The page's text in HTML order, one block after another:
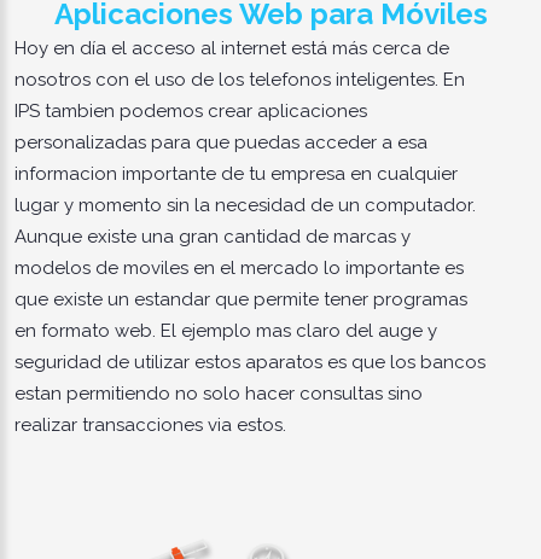
Aplicaciones Web para Móviles
Hoy en día el acceso al internet está más cerca de
nosotros con el uso de los telefonos inteligentes. En
IPS tambien podemos crear aplicaciones
personalizadas para que puedas acceder a esa
informacion importante de tu empresa en cualquier
lugar y momento sin la necesidad de un computador.
Aunque existe una gran cantidad de marcas y
modelos de moviles en el mercado lo importante es
que existe un estandar que permite tener programas
en formato web. El ejemplo mas claro del auge y
seguridad de utilizar estos aparatos es que los bancos
estan permitiendo no solo hacer consultas sino
realizar transacciones via estos.